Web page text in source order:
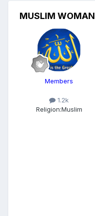
MUSLIM WOMAN
Members
1.2k
Religion:Muslim